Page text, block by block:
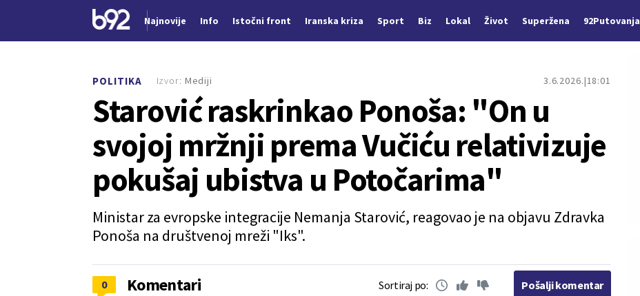
Najnovije Info Istočni front Iranska kriza Sport Biz Lokal Život Superžena 92Putovanja
POLITIKA 3.6.2026. 18:01
Starović raskrinkao Ponoša: "On u
svojoj mržnji prema Vučiću relativizuje
pokušaj ubistva u Potočarima"
Ministar za evropske integracije Nemanja Starović, reagovao je na objavu Zdravka
Ponoša na društvenoj mreži "Iks".
Izvor: Mediji
0 Komentari Sortiraj po: Pošalji komentar